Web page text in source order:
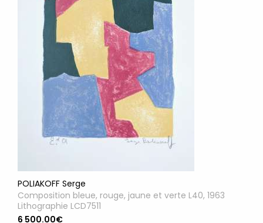
POLIAKOFF Serge
Composition bleue, rouge, jaune et verte L40, 1963
Lithographie LCD7511
6 500.00€